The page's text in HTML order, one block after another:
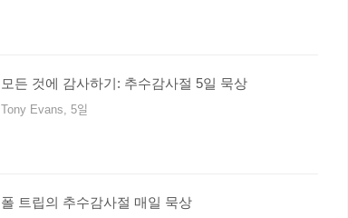
모든 것에 감사하기: 추수감사절 5일 묵상
Tony Evans, 5일
폴 트립의 추수감사절 매일 묵상